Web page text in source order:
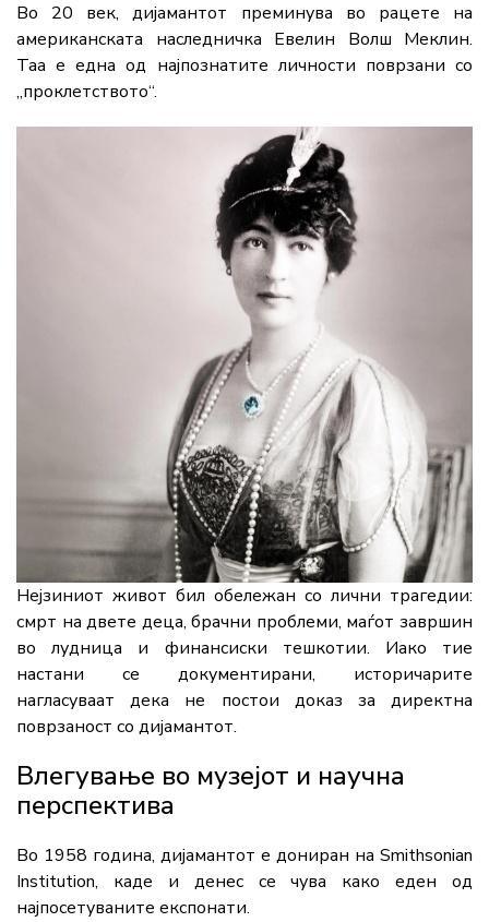
Во 20 век, дијамантот преминува во рацете на
американската наследничка Евелин Волш Меклин.
Таа е една од најпознатите личности поврзани со
„проклетството“.
Нејзиниот живот бил обележан со лични трагедии:
смрт на двете деца, брачни проблеми, маѓот завршин
во лудница и финансиски тешкотии. Иако тие
настани се документирани, историчарите
нагласуваат дека не постои доказ за директна
поврзаност со дијамантот.
Влегување во музејот и научна
перспектива
Во 1958 година, дијамантот е дониран на Smithsonian
Institution, каде и денес се чува како еден од
најпосетуваните експонати.